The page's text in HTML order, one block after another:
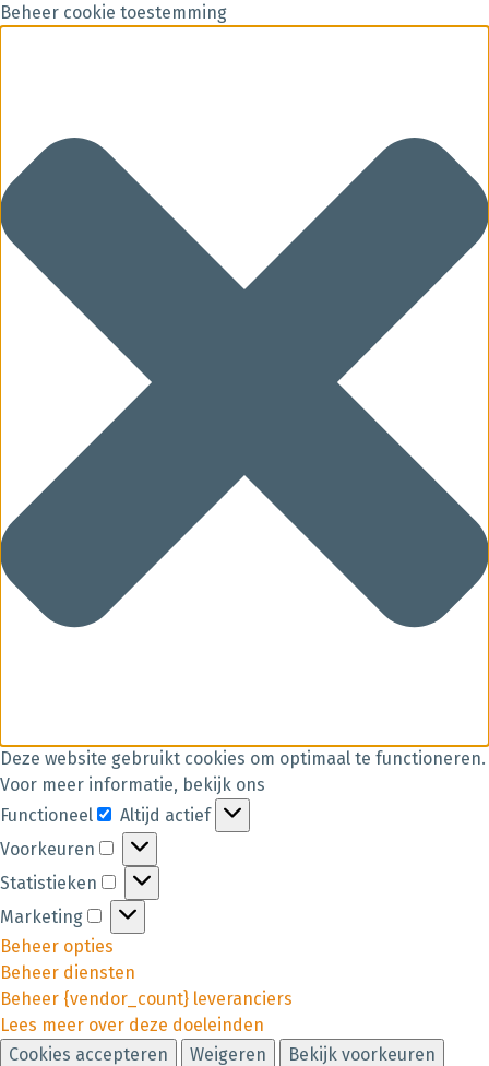
Beheer cookie toestemming
Deze website gebruikt cookies om optimaal te functioneren.
Voor meer informatie, bekijk ons
Functioneel
Altijd actief
Voorkeuren
Statistieken
Marketing
Beheer opties
Beheer diensten
Beheer {vendor_count} leveranciers
Lees meer over deze doeleinden
Cookies accepteren
Weigeren
Bekijk voorkeuren